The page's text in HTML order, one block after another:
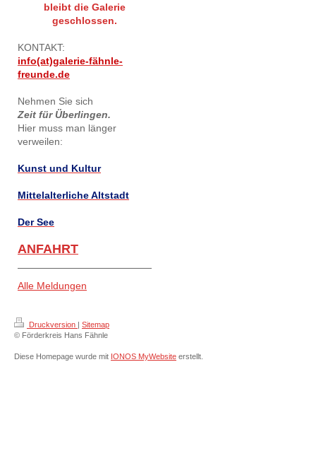
bleibt die Galerie
geschlossen.
KONTAKT:
info(at)galerie-fähnle-
freunde.de
Nehmen Sie sich
Zeit für Überlingen.
Hier muss man länger
verweilen:
Kunst und Kultur
Mittelalterliche Altstadt
Der See
ANFAHRT
Alle Meldungen
Druckversion | Sitemap
© Förderkreis Hans Fähnle
Diese Homepage wurde mit IONOS MyWebsite erstellt.